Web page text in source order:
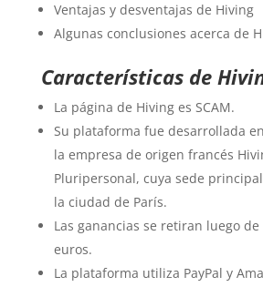
Ventajas y desventajas de Hiving
Algunas conclusiones acerca de
Características de
La página de Hiving es SCAM.
Su plataforma fue desarrollada
la empresa de origen francés
Pluripersonal, cuya sede
la ciudad de París.
Las ganancias se retiran luego
euros.
La plataforma utiliza PayPal y